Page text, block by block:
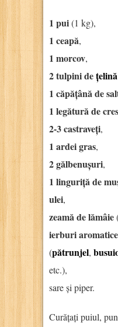
1 pui(1 kg),
1 ceapă,
1 morcov,
2 tulpini de
1 căpățână de
1 legătură de
2-3 castraveți,
1 ardei gras,
2 gălbenușuri,
1 linguriță de
ulei,
zeamă de lămâie
ierburi
(pătrunjel,
etc.),
sare și piper.
Curățați puiul,